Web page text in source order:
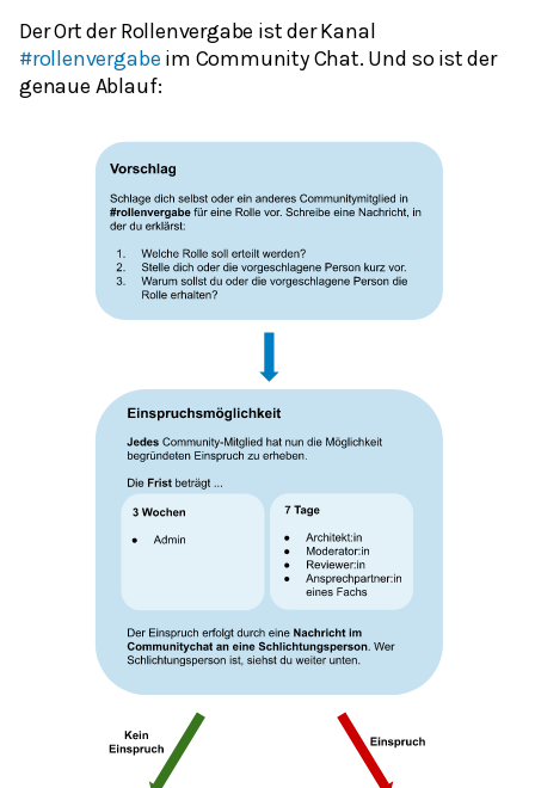
Der Ort der Rollenvergabe ist der Kanal
#rollenvergabe im Community Chat. Und so ist der
genaue Ablauf: